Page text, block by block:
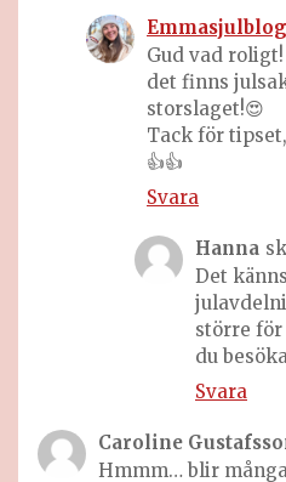
Gud vad
det finns
storslaget!😍
Tack för
👍👍
Svara
Hanna
Det
större för
du
Svara
Caroline
Hmmm… blir